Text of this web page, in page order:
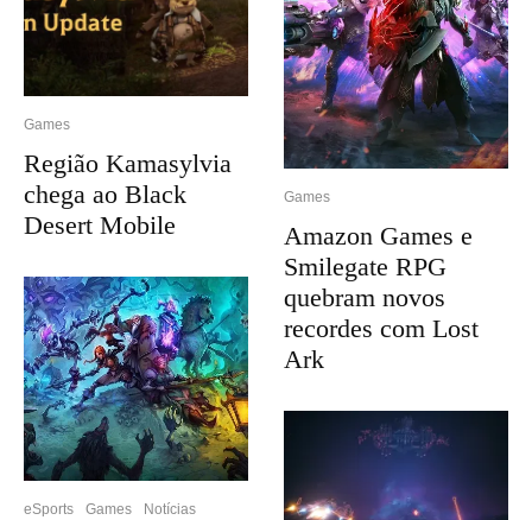
Games
Região Kamasylvia
chega ao Black
Desert Mobile
eSports Games Notícias
Games
Amazon Games e
Smilegate RPG
quebram novos
recordes com Lost
Ark